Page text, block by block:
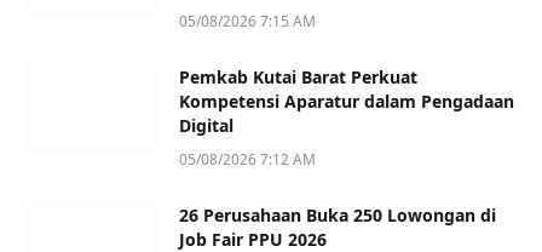
05/08/2026 7:15 AM
Pemkab Kutai Barat Perkuat
Kompetensi Aparatur dalam Pengadaan
Digital
05/08/2026 7:12 AM
26 Perusahaan Buka 250 Lowongan di
Job Fair PPU 2026